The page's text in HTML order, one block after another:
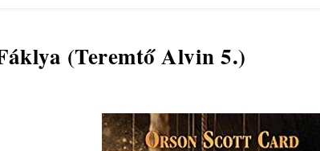
(Teremtő Alvin 5.)